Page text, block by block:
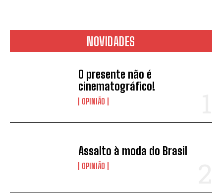
NOVIDADES
O presente não é
cinematográfico!
OPINIÃO
Assalto à moda do Brasil
OPINIÃO